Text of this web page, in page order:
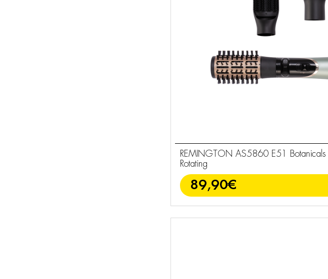
REMINGTON AS5860 E51 Botanicals
Rotating
89,90€